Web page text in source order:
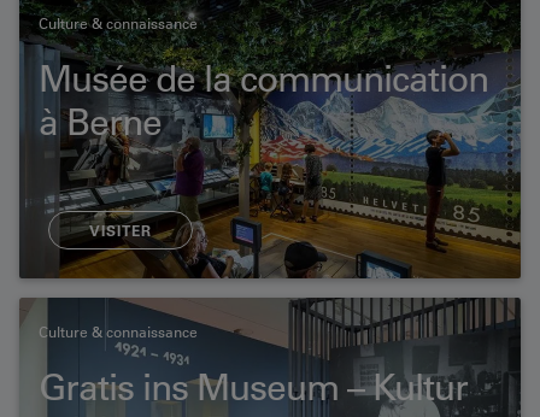
Culture & connaissance
Musée de la communication
à Berne
VISITER
Culture & connaissance
Gratis ins Museum – Kultur